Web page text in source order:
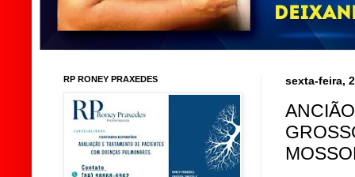
sexta-feira,
RP RONEY PRAXEDES